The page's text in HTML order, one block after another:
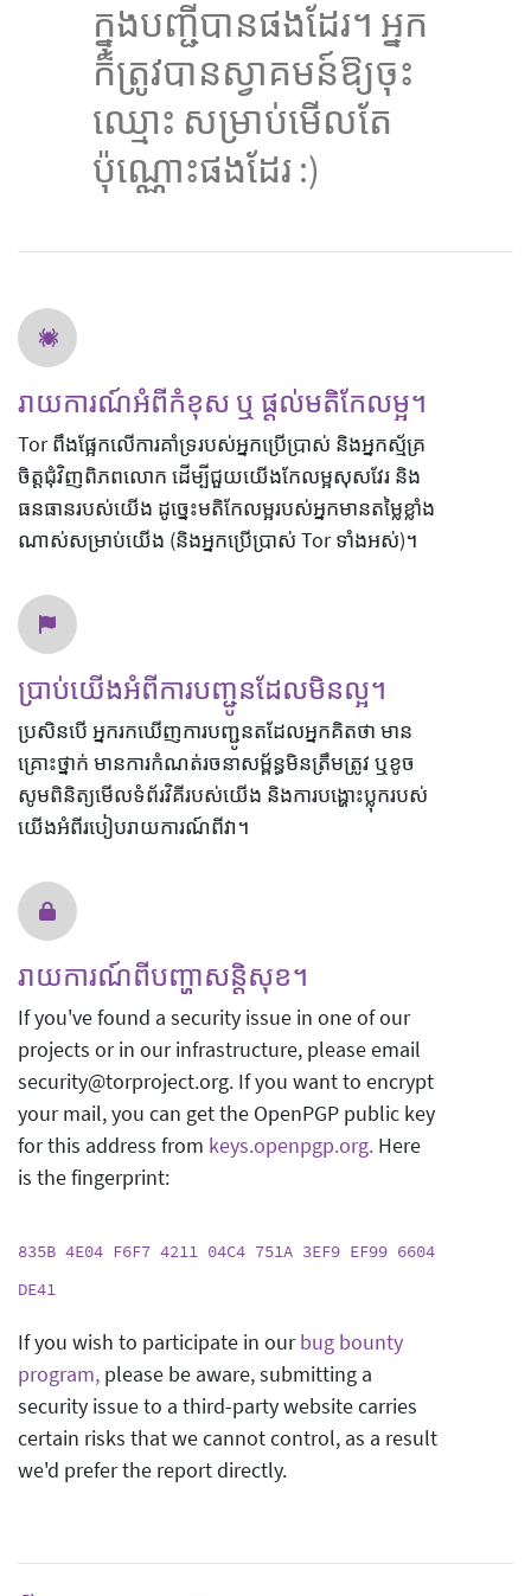
ក្នុងបញ្ជីបានផងដែរ។ អ្នក
ក៏ត្រូវបានស្វាគមន៍ឱ្យចុះ
ឈ្មោះ សម្រាប់មើលតែ
ប៉ុណ្ណោះផងដែរ :)
រាយការណ៍អំពីកំខុស ឬ ផ្តល់មតិកែលម្អ។
Tor ពឹងផ្អែកលើការគាំទ្ររបស់អ្នកប្រើប្រាស់ និងអ្នកស្ម័គ្រ
ចិត្តជុំវិញពិភពលោក ដើម្បីជួយយើងកែលម្អសុសវែរ និង
ធនធានរបស់យើង ដូច្នេះមតិកែលម្អរបស់អ្នកមានតម្លៃខ្លាំង
ណាស់សម្រាប់យើង (និងអ្នកប្រើប្រាស់ Tor ទាំងអស់)។
ប្រាប់យើងអំពីការបញ្ជូនដែលមិនល្អ។
ប្រសិនបើ អ្នករកឃើញការបញ្ជូនតដែលអ្នកគិតថា មាន
គ្រោះថ្នាក់ មានការកំណត់រចនាសម្ព័ន្ធមិនត្រឹមត្រូវ ឬខូច
សូមពិនិត្យមើលទំព័រវិគីរបស់យើង និងការបង្ហោះប្លុករបស់
យើងអំពីរបៀបរាយការណ៍ពីវា។
រាយការណ៍ពីបញ្ហាសន្តិសុខ។
If you've found a security issue in one of our
projects or in our infrastructure, please email
security@torproject.org. If you want to encrypt
your mail, you can get the OpenPGP public key
for this address from keys.openpgp.org. Here
is the fingerprint:
835B 4E04 F6F7 4211 04C4 751A 3EF9 EF99 6604
DE41
If you wish to participate in ourbug bounty
program, please be aware, submitting a
security issue to a third-party website carries
certain risks that we cannot control, as a result
we'd prefer the report directly.